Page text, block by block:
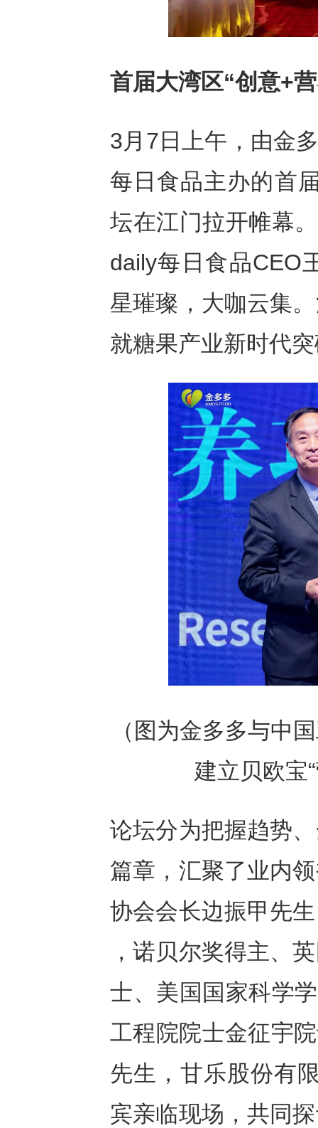
首届大湾区“创意+
3月7日上午，由金
每日食品主办的首
坛在江门拉开帷幕
daily每日食品CEO
星璀璨，大咖云集
就糖果产业新时代
（图为金多多与中
建立贝欧宝
论坛分为把握趋势
篇章，汇聚了业内
协会会长边振甲先
，诺贝尔奖得主、
士、美国国家科学
工程院院士金征宇
先生，甘乐股份有
宾亲临现场，共同